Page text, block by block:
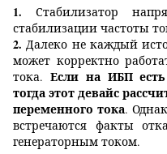
1. Стабилизатор
стабилизации частоты
2. Далеко не каждый
может корректно
тока. Если на ИБП
тогда этот девайс
переменного тока.
встречаются факты
генераторным током.